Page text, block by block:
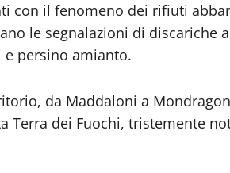
con il fenomeno dei rifiuti
le segnalazioni di discariche
persino amianto.
da Maddaloni a
Terra dei Fuochi, tristemente